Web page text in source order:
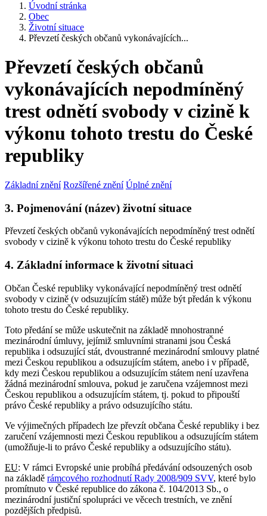
Úvodní stránka
Obec
Životní situace
Převzetí českých občanů vykonávajících...
Převzetí českých občanů
vykonávajících nepodmíněný
trest odnětí svobody v cizině k
výkonu tohoto trestu do České
republiky
Základní znění Rozšířené znění Úplné znění
3. Pojmenování (název) životní situace
Převzetí českých občanů vykonávajících nepodmíněný trest odnětí
svobody v cizině k výkonu tohoto trestu do České republiky
4. Základní informace k životní situaci
Občan České republiky vykonávající nepodmíněný trest odnětí
svobody v cizině (v odsuzujícím státě) může být předán k výkonu
tohoto trestu do České republiky.
Toto předání se může uskutečnit na základě mnohostranné
mezinárodní úmluvy, jejímiž smluvními stranami jsou Česká
republika i odsuzující stát, dvoustranné mezinárodní smlouvy platné
mezi Českou republikou a odsuzujícím státem, anebo i v případě,
kdy mezi Českou republikou a odsuzujícím státem není uzavřena
žádná mezinárodní smlouva, pokud je zaručena vzájemnost mezi
Českou republikou a odsuzujícím státem, tj. pokud to připouští
právo České republiky a právo odsuzujícího státu.
Ve výjimečných případech lze převzít občana České republiky i bez
zaručení vzájemnosti mezi Českou republikou a odsuzujícím státem
(umožňuje-li to právo České republiky a odsuzujícího státu).
EU: V rámci Evropské unie probíhá předávání odsouzených osob
na základě rámcového rozhodnutí Rady 2008/909 SVV, které bylo
promítnuto v České republice do zákona č. 104/2013 Sb., o
mezinárodní justiční spolupráci ve věcech trestních, ve znění
pozdějších předpisů.